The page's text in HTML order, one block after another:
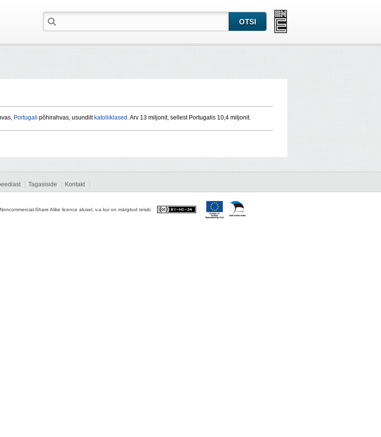
Portugali põhirahvas, usundilt katoliiklased . Arv 13 miljonit, sellest Portugalis 10,4 miljonit.
Tagasiside Kontakt
Share Alike licence alusel, v.a kui on märgitud teisiti.